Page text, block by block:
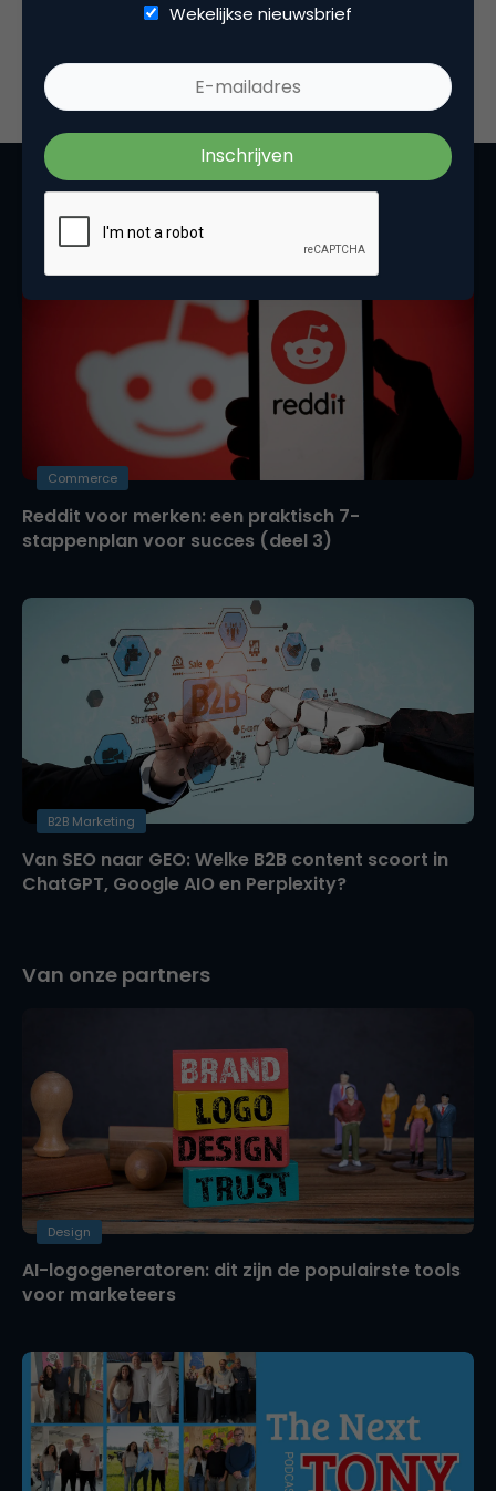
Uitgelicht door redactie
Commerce
Reddit voor merken: een praktisch 7-
stappenplan voor succes (deel 3)
B2B Marketing
Van SEO naar GEO: Welke B2B content scoort in
ChatGPT, Google AIO en Perplexity?
Van onze partners
Design
AI-logogeneratoren: dit zijn de populairste tools
voor marketeers
Wekelijkse nieuwsbrief